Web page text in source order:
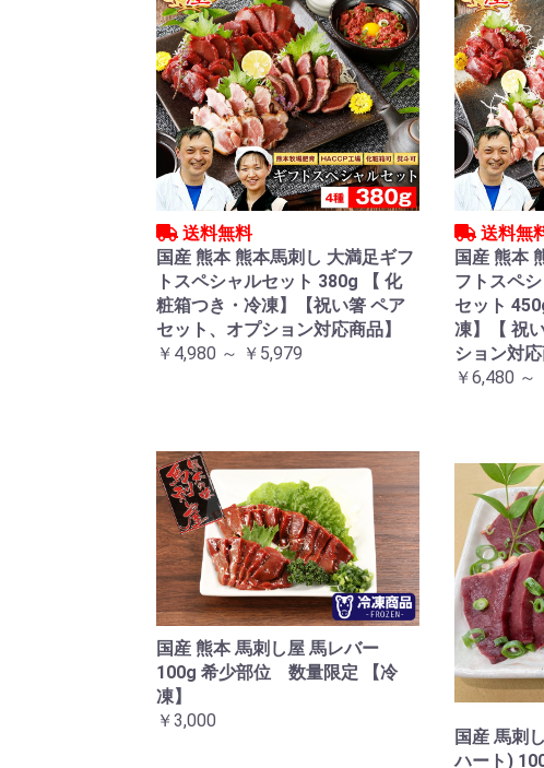
送料無料
国産 熊本 熊本馬刺し 大満足ギフ
トスペシャルセット 380g 【 化
粧箱つき・冷凍】【祝い箸 ペア
セット、オプション対応商品】
￥4,980 ～ ￥5,979
送料無
国産 熊本
フトスペ
セット
凍】【 祝
ション対応
￥6,480 ～
国産 熊本 馬刺し屋 馬レバー
100g 希少部位 数量限定 【冷
凍】
￥3,000
国産 馬刺
ハート)